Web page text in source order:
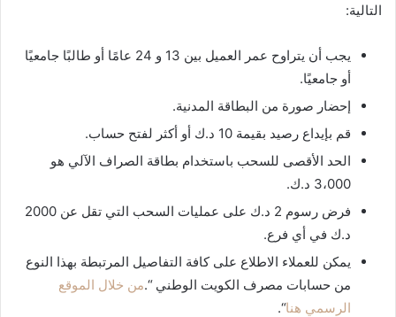
التالية:
يجب أن يتراوح عمر العميل بين 13 و 24 عامًا أو طالبًا جامعيًا
أو جامعيًا.
إحضار صورة من البطاقة المدنية.
قم بإيداع رصيد بقيمة 10 د.ك أو أكثر لفتح حساب.
الحد الأقصى للسحب باستخدام بطاقة الصراف الآلي هو
3،000 د.ك.
فرض رسوم 2 د.ك على عمليات السحب التي تقل عن 2000
د.ك في أي فرع.
يمكن للعملاء الاطلاع على كافة التفاصيل المرتبطة بهذا النوع
من حسابات مصرف الكويت الوطني “.من خلال الموقع
الرسمي هنا“.